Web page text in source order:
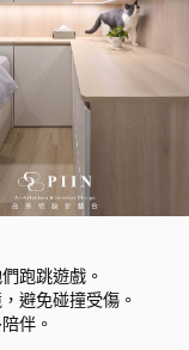
跑跳遊戲。
避免碰撞受傷。
伴。